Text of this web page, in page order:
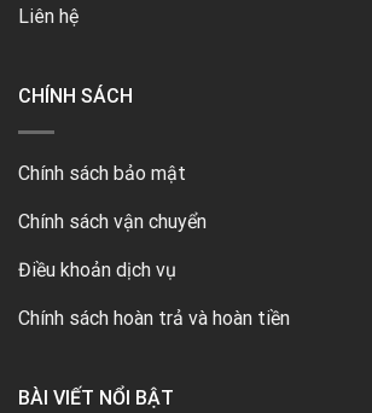
Liên hệ
CHÍNH SÁCH
Chính sách bảo mật
Chính sách vận chuyển
Điều khoản dịch vụ
Chính sách hoàn trả và hoàn tiền
BÀI VIẾT NỔI BẬT